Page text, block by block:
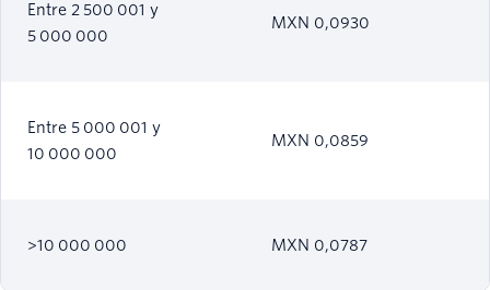
Entre 2 500 001 y
5 000 000
MXN 0,0930
Entre 5 000 001 y
10 000 000
MXN 0,0859
>10 000 000 MXN 0,0787